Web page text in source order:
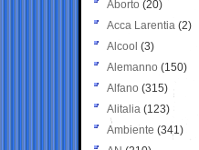
Aborto (20)
Acca Larentia (2)
Alcool (3)
Alemanno (150)
Alfano (315)
Alitalia (123)
Ambiente (341)